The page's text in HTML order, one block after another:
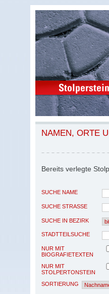
NAMEN, ORTE
Bereits verlegte
SUCHE NAME
SUCHE STRASSE
SUCHE IN BEZIRK
STADTTEILSUCHE
NUR MIT
BIOGRAFIETEXTEN
NUR MIT
STOLPERTONSTEIN
SORTIERUNG